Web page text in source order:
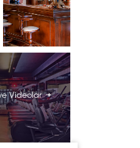
Videolar